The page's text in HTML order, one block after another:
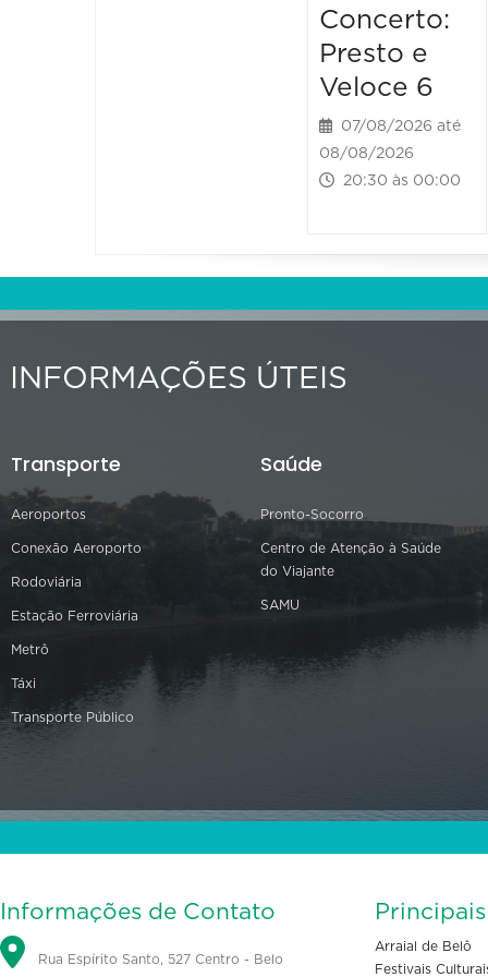
Concerto:
Presto e
Veloce 6
07/08/2026 até
08/08/2026
20:30 às 00:00
INFORMAÇÕES ÚTEIS
Transporte
Aeroportos
Conexão Aeroporto
Rodoviária
Estação Ferroviária
Metrô
Táxi
Transporte Público
Saúde
Pronto-Socorro
Centro de Atenção à Saúde
do Viajante
SAMU
Informações de Contato
Rua Espírito Santo, 527 Centro - Belo
Arraial de Belô
Festivais